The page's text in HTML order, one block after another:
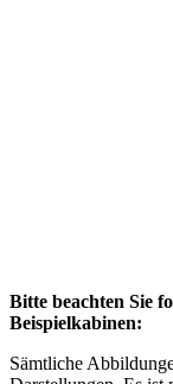
Bitte beachten Sie
Beispielkabinen:
Sämtliche